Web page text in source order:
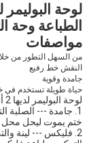
لوحة
الطباعة وحة
مواصفات
من السهل التطور من
النقش خط رفيع
جامدة وقوية
حياة طويلة تستخدم في
لوحة البوليمر لديها 2 أنواع:
1. جامدة ---
ختم يموت ليحل محل
2. فليكس --- لينة